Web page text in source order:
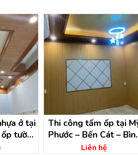
ở tại
tường
Thi công tấm ốp tại
Phước – Bến Cát –
Dương
Liên hệ